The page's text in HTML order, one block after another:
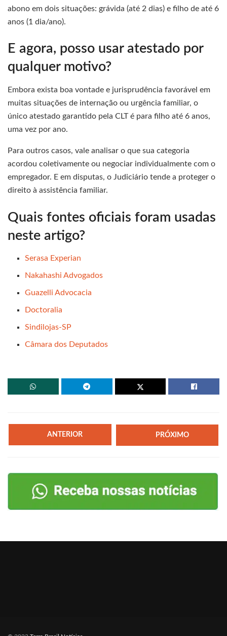
abono em dois situações: grávida (até 2 dias) e filho de até 6
anos (1 dia/ano).
E agora, posso usar atestado por
qualquer motivo?
Embora exista boa vontade e jurisprudência favorável em
muitas situações de internação ou urgência familiar, o
único atestado garantido pela CLT é para filho até 6 anos,
uma vez por ano.
Para outros casos, vale analisar o que sua categoria
acordou coletivamente ou negociar individualmente com o
empregador. E em disputas, o Judiciário tende a proteger o
direito à assistência familiar.
Quais fontes oficiais foram usadas
neste artigo?
Serasa Experian
Nakahashi Advogados
Guazelli Advocacia
Doctoralia
Sindilojas-SP
Câmara dos Deputados
ANTERIOR PRÓXIMO